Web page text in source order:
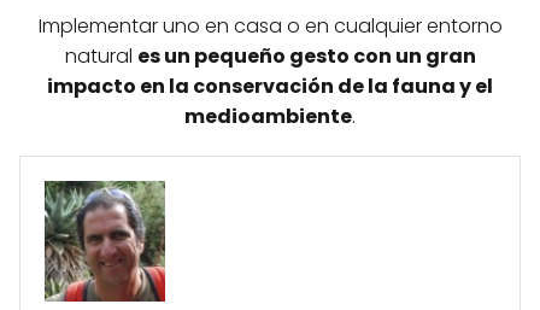
Implementar uno en casa o en cualquier entorno
natural es un pequeño gesto con un gran
impacto en la conservación de la fauna y el
medioambiente.